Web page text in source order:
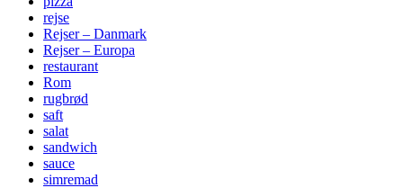
rejse
Rejser – Danmark
Rejser – Europa
restaurant
Rom
rugbrød
saft
salat
sandwich
sauce
simremad